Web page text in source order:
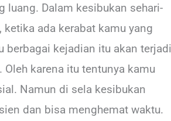
luang. Dalam kesibukan sehari-
ada kerabat kamu yang
berbagai kejadian itu akan terjadi
karena itu tentunya kamu
Namun di sela kesibukan
dan bisa menghemat waktu.